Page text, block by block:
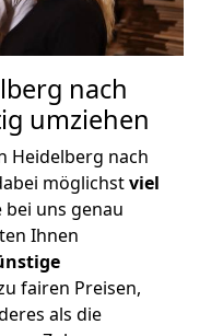
nach
umziehen
Heidelberg nach
möglichstviel
bei uns genau
Ihnen
fairen Preisen,
als die